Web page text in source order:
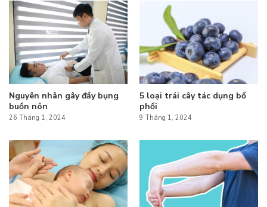
Nguyên nhân gây đầy bụng
buồn nôn
26 Tháng 1, 2024
5 loại trái cây tác dụng bổ
phổi
9 Tháng 1, 2024